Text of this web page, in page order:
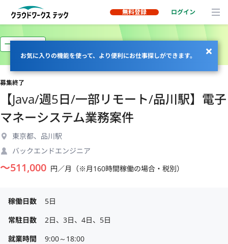
無料登録 ログイン
お気に入りの機能を使って、より便利にお仕事探しができます。
一部リモート
募集終了
【Java/週5日/一部リモート/品川駅】電子
マネーシステム業務案件
東京都、品川駅
バックエンドエンジニア
〜511,000 円／月（※月160時間稼働の場合・税別）
稼働日数
5日
常駐日数
2日、3日、4日、5日
就業時間
9:00～18:00